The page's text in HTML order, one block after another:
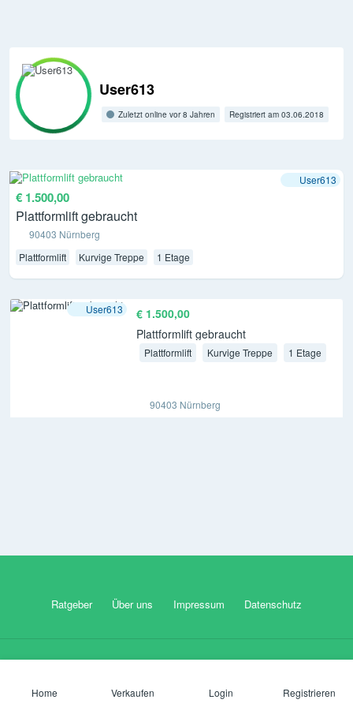
User613
Zuletzt online vor 8 Jahren Registriert am 03.06.2018
€ 1.500,00
Plattformlift gebraucht
90403 Nürnberg
Plattformlift
Kurvige Treppe 1 Etage
User613
User613
€ 1.500,00
Plattformlift gebraucht
Plattformlift Kurvige Treppe 1 Etage
90403 Nürnberg
Ratgeber Über uns Impressum Datenschutz
Home Verkaufen Login Registrieren